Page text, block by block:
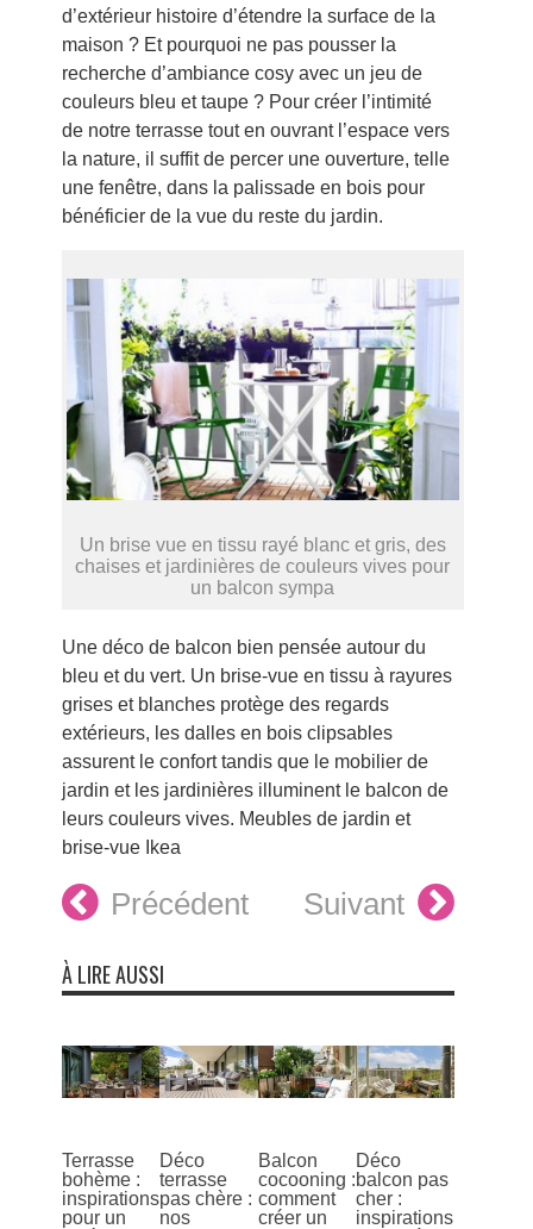
d’extérieur histoire d’étendre la surface de la
maison ? Et pourquoi ne pas pousser la
recherche d’ambiance cosy avec un jeu de
couleurs bleu et taupe ? Pour créer l’intimité
de notre terrasse tout en ouvrant l’espace vers
la nature, il suffit de percer une ouverture, telle
une fenêtre, dans la palissade en bois pour
bénéficier de la vue du reste du jardin.
Un brise vue en tissu rayé blanc et gris, des
chaises et jardinières de couleurs vives pour
un balcon sympa
Une déco de balcon bien pensée autour du
bleu et du vert. Un brise-vue en tissu à rayures
grises et blanches protège des regards
extérieurs, les dalles en bois clipsables
assurent le confort tandis que le mobilier de
jardin et les jardinières illuminent le balcon de
leurs couleurs vives. Meubles de jardin et
brise-vue Ikea
Précédent Suivant
À LIRE AUSSI
Terrasse
bohème :
inspirations
pour un
Déco
terrasse
pas chère :
nos
Balcon
cocooning :
comment
créer un
Déco
balcon pas
cher :
inspirations